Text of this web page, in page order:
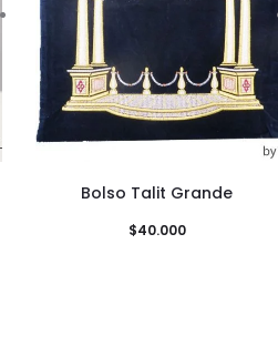
Bolso Talit Grande
$40.000